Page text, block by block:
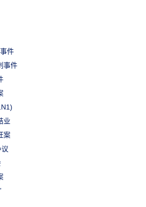
件
事件
业
案
议